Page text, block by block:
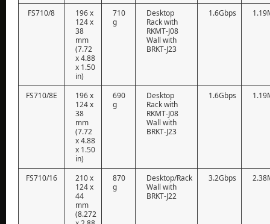
FS710/8
196 x
124 x
38
mm
(7.72
x 4.88
x 1.50
in)
710
g
Desktop
Rack with
RKMT-J08
Wall with
BRKT-J23
1.6Gbps
FS710/8E
196 x
124 x
38
mm
(7.72
x 4.88
x 1.50
in)
690
g
Desktop
Rack with
RKMT-J08
Wall with
BRKT-J23
1.6Gbps
FS710/16
210 x
124 x
44
mm
(8.272
870
g
Desktop/Rack
Wall with
BRKT-J22
3.2Gbps